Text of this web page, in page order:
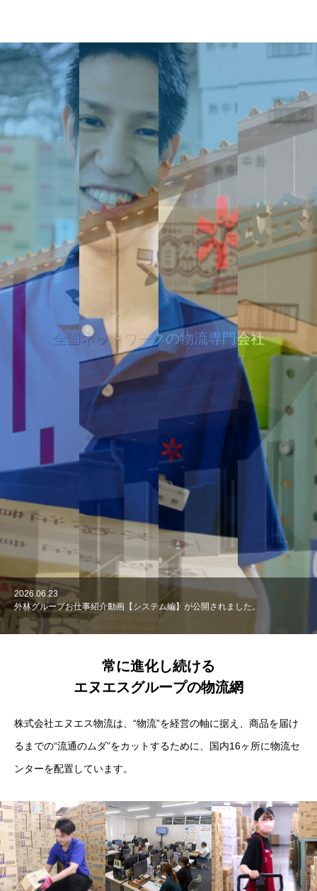
全国ネットワークの物流専門会社
2026.06.23
外林グループお仕事紹介動画【システム編】が公開されました。
2026.06.8
外林グループお仕事紹介動画【物流編】が公開されました。
2026.05.26
外林グループお仕事紹介動画【営業編】が公開されました。
2026.01.27
FOR RENT貸倉庫（新潟）
2026.01.5
滋賀物流センター開設
常に進化し続ける
エヌエスグループの物流網
株式会社エヌエス物流は、“物流”を経営の軸に据え、商品を届け
るまでの“流通のムダ”をカットするために、国内16ヶ所に物流セ
ンターを配置しています。